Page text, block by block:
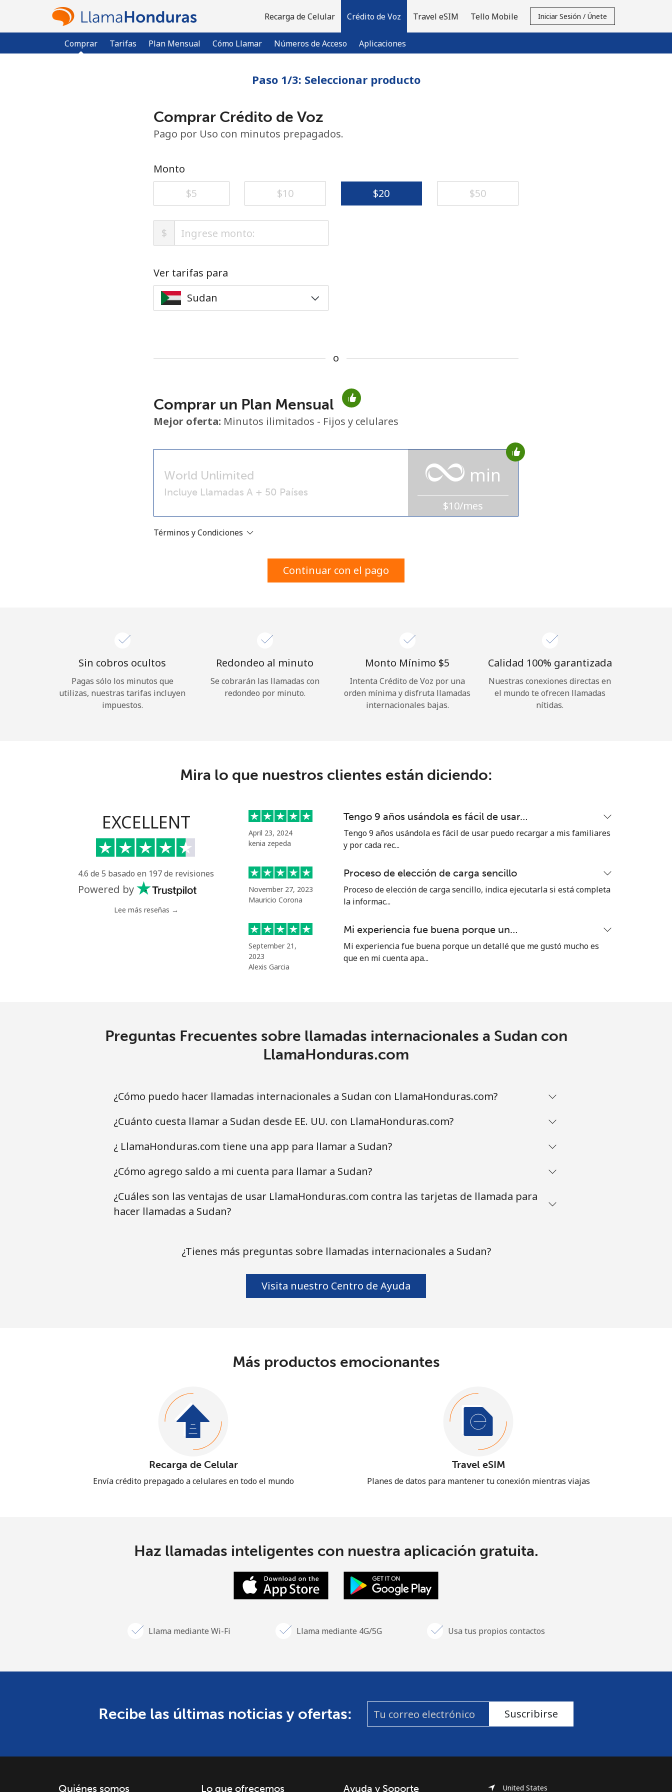
Recarga de Celular Crédito de Voz
Comprar Tarifas Plan Mensual Cómo Llamar Números de Acceso Aplicaciones
Travel eSIM Tello Mobile Iniciar Sesión / Únete
No se ha creado una contraseña
Mínimo 8 caracteres
Un número
Al abrir una cuenta en este sitio web, estoy de
¿Olvidaste tu contraseña? →
Iniciar Sesión
Continuar con
Paso 1/3: Seleccionar producto
Comprar Crédito de Voz
Pago por Uso con minutos prepagados.
Monto
⁦$5⁩
⁦$10⁩ ⁦$20⁩ ⁦$50⁩
$
Ver tarifas para
o
Comprar un Plan Mensual
Mejor oferta: Minutos ilimitados - Fijos y celulares
World Unlimited
Incluye Llamadas A + 50 Países
min
$10/mes
Términos y Condiciones
Continuar con el pago
Sin cobros ocultos
Pagas sólo los minutos que
utilizas, nuestras tarifas incluyen
impuestos.
Redondeo al minuto
Se cobrarán las llamadas con
redondeo por minuto.
Monto Mínimo ⁦$5⁩
Intenta Crédito de Voz por una
orden mínima y disfruta llamadas
internacionales bajas.
Calidad 100% garantizada
Nuestras conexiones directas en
el mundo te ofrecen llamadas
nítidas.
Mira lo que nuestros clientes están diciendo:
EXCELLENT
4.6 de 5 basado en 197 de revisiones
Powered by
Lee más reseñas →
April 23, 2024
kenia zepeda
Tengo 9 años usándola es fácil de usar…
Tengo 9 años usándola es fácil de usar puedo recargar a mis familiares
y por cada rec...
November 27, 2023
Mauricio Corona
Proceso de elección de carga sencillo
Proceso de elección de carga sencillo, indica ejecutarla si está completa
la informac...
September 21,
2023
Alexis Garcia
Mi experiencia fue buena porque un…
Mi experiencia fue buena porque un detallé que me gustó mucho es
que en mi cuenta apa...
Preguntas Frecuentes sobre llamadas internacionales a Sudan con
LlamaHonduras.com
¿Cómo puedo hacer llamadas internacionales a Sudan con LlamaHonduras.com?
¿Cuánto cuesta llamar a Sudan desde EE. UU. con LlamaHonduras.com?
¿ LlamaHonduras.com tiene una app para llamar a Sudan?
¿Cómo agrego saldo a mi cuenta para llamar a Sudan?
¿Cuáles son las ventajas de usar LlamaHonduras.com contra las tarjetas de llamada para
hacer llamadas a Sudan?
¿Tienes más preguntas sobre llamadas internacionales a Sudan?
Visita nuestro Centro de Ayuda
Más productos emocionantes
Recarga de Celular
Envía crédito prepagado a celulares en todo el mundo
Travel eSIM
Planes de datos para mantener tu conexión mientras viajas
Haz llamadas inteligentes con nuestra aplicación gratuita.
Llama mediante Wi-Fi Llama mediante 4G/5G Usa tus propios contactos
Recibe las últimas noticias y ofertas: Suscribirse
Quiénes somos Lo que ofrecemos Ayuda y Soporte United States